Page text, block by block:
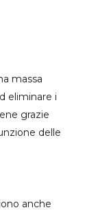
massa
eliminare i
grazie
delle
anche